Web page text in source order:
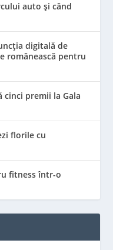
auto și când
digitală de
românească pentru
cinci premii la Gala
florile cu
fitness într-o